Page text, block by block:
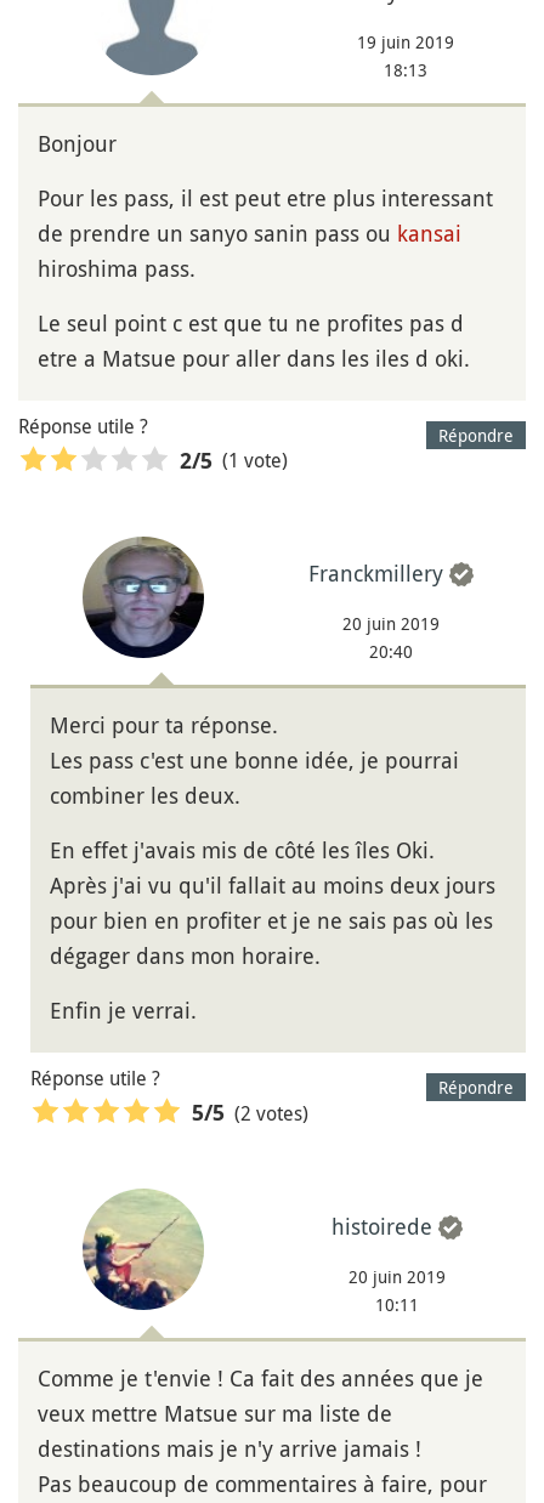
19 juin 2019
18:13
Bonjour
Pour les pass, il est peut etre plus interessant
de prendre un sanyo sanin pass ou kansai
hiroshima pass.
Le seul point c est que tu ne profites pas d
etre a Matsue pour aller dans les iles d oki.
Répondre
Réponse utile ?
2/5 (1 vote)
Franckmillery
20 juin 2019
20:40
Merci pour ta réponse.
Les pass c'est une bonne idée, je pourrai
combiner les deux.
En effet j'avais mis de côté les îles Oki.
Après j'ai vu qu'il fallait au moins deux jours
pour bien en profiter et je ne sais pas où les
dégager dans mon horaire.
Enfin je verrai.
Répondre
Réponse utile ?
5/5 (2 votes)
histoirede
20 juin 2019
10:11
Comme je t'envie ! Ca fait des années que je
veux mettre Matsue sur ma liste de
destinations mais je n'y arrive jamais !
Pas beaucoup de commentaires à faire, pour